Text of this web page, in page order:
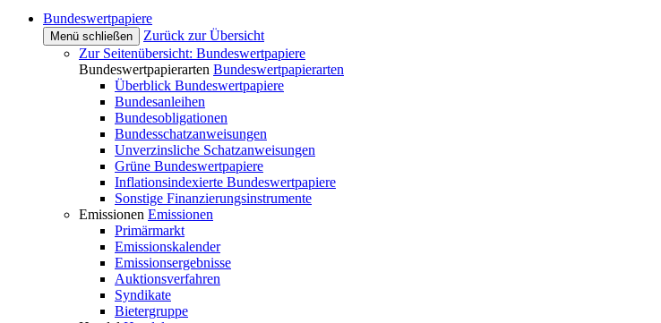
Bundeswertpapiere
Menü schließen
Zurück zur Übersicht
Zur Seitenübersicht: Bundeswertpapiere
Bundeswertpapierarten Bundeswertpapierarten
Überblick Bundeswertpapiere
Bundesanleihen
Bundesobligationen
Bundesschatzanweisungen
Unverzinsliche Schatzanweisungen
Grüne Bundeswertpapiere
Inflationsindexierte Bundeswertpapiere
Sonstige Finanzierungsinstrumente
Emissionen Emissionen
Primärmarkt
Emissionskalender
Emissionsergebnisse
Auktionsverfahren
Syndikate
Bietergruppe